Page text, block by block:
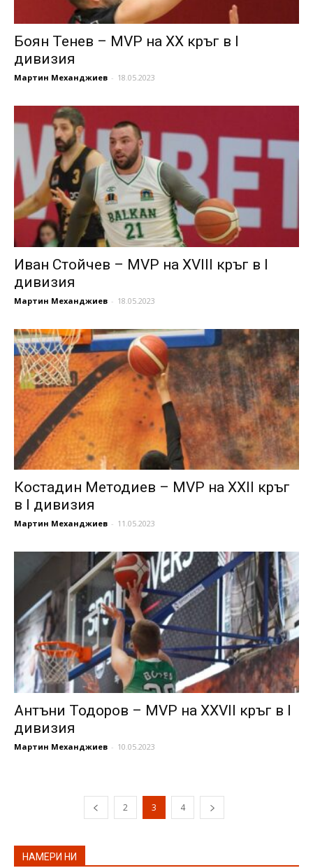
Боян Тенев – MVP на XX кръг в I
дивизия
Мартин Механджиев - 18.05.2023
Иван Стойчев – MVP на XVIII кръг в I
дивизия
Мартин Механджиев - 18.05.2023
Костадин Методиев – MVP на XXII кръг
в I дивизия
Мартин Механджиев - 11.05.2023
Антъни Тодоров – MVP на XXVII кръг в I
дивизия
Мартин Механджиев - 10.05.2023
2 3 4
НАМЕРИ НИ